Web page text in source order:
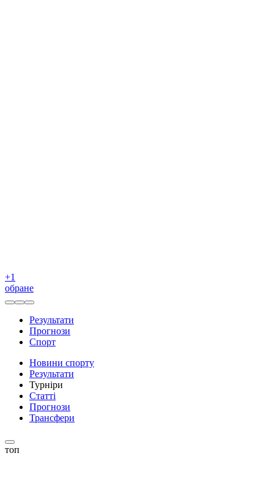
+1
обране
Результати
Прогнози
Спорт
Новини спорту
Результати
Турніри
Статті
Прогнози
Трансфери
топ